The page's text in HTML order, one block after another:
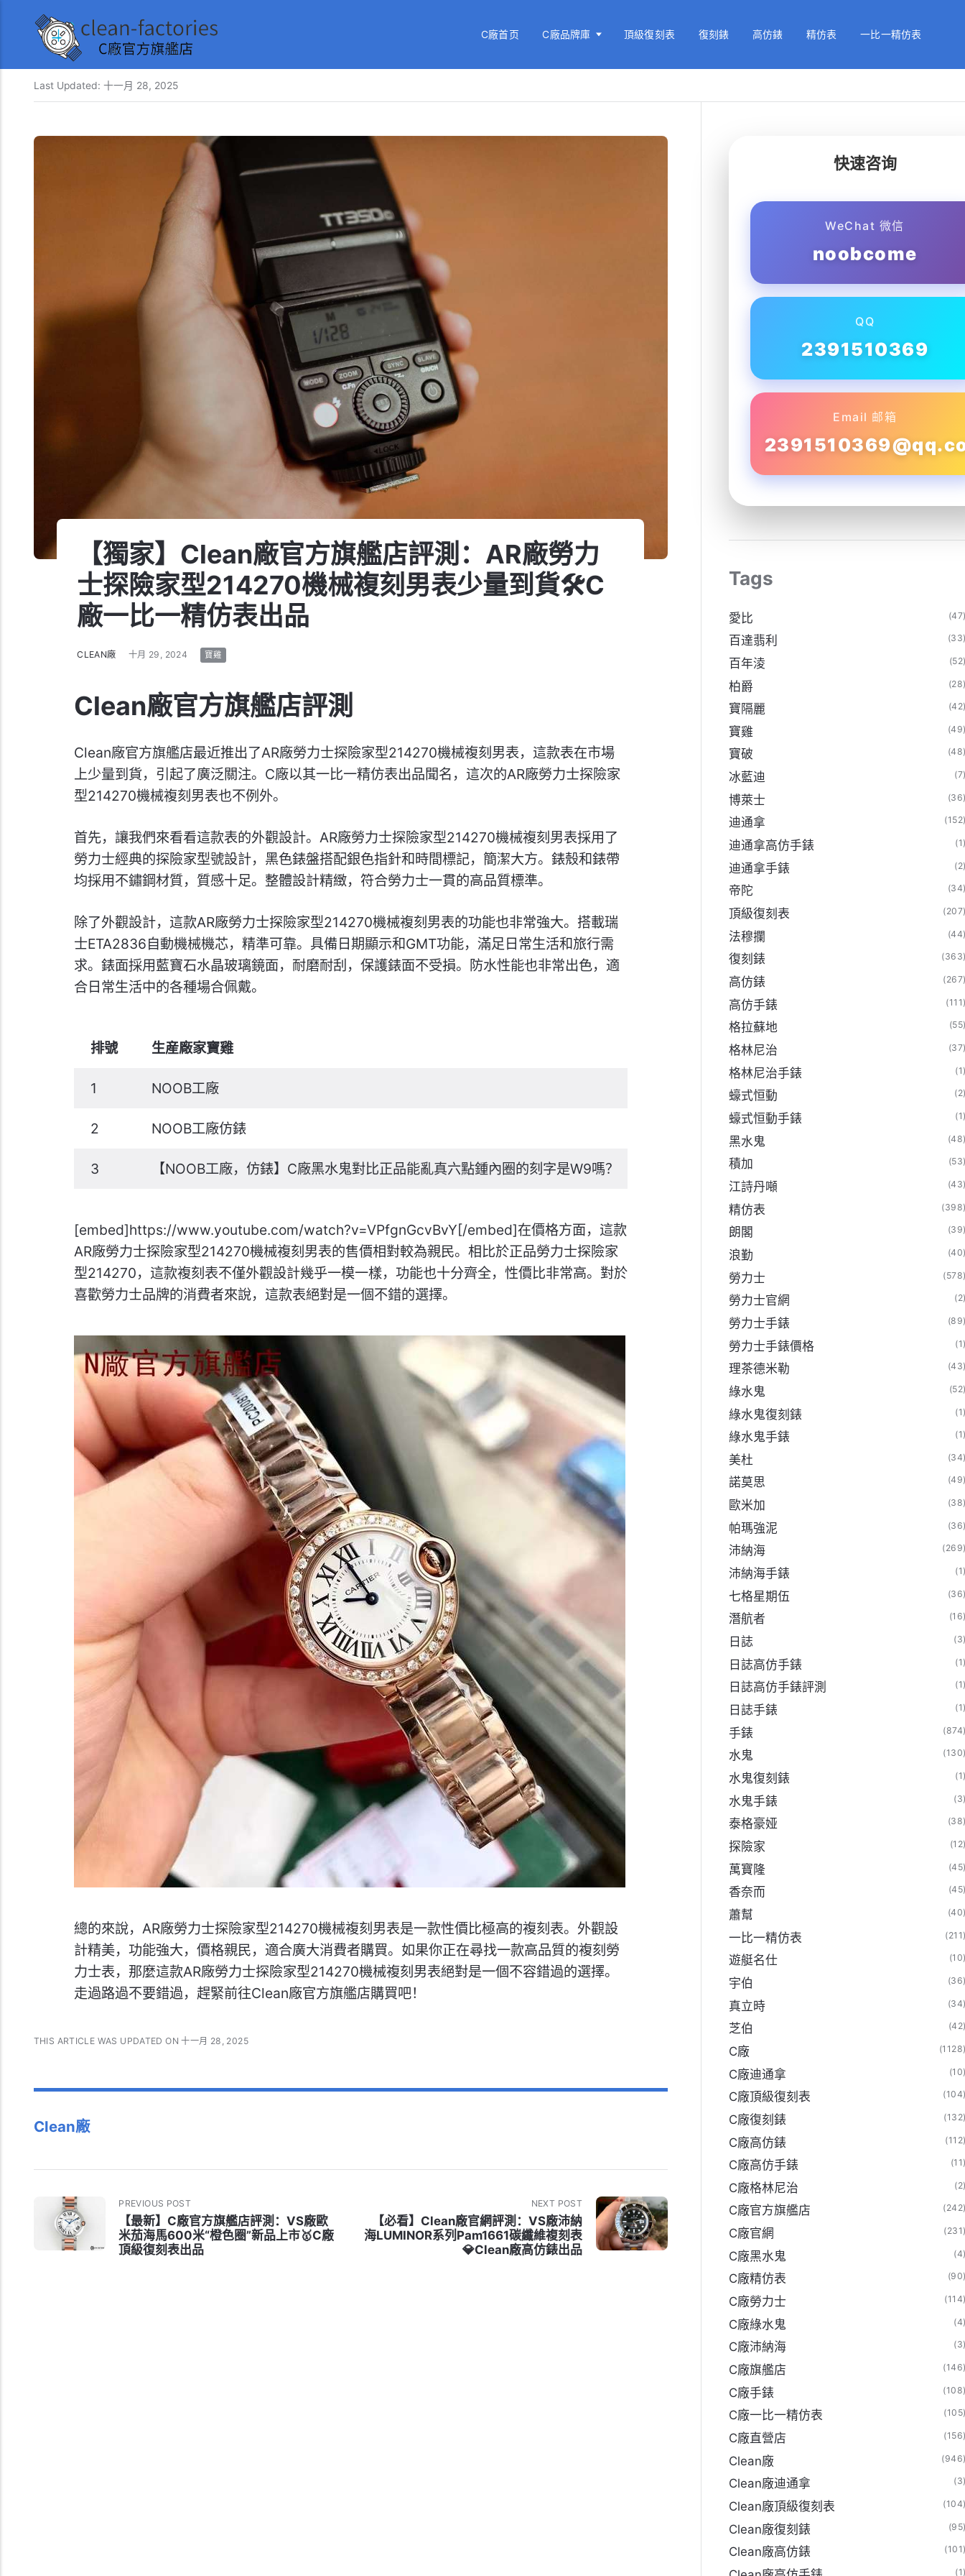
C廠首页 C廠品牌庫 頂級復刻表 復刻錶 高仿錶 精仿表 一比一精仿表
Last Updated: 十一月 28, 2025
【獨家】Clean廠官方旗艦店評測：AR廠勞力
士探險家型214270機械複刻男表少量到貨🛠C
廠一比一精仿表出品
CLEAN廠 十月 29, 2024 寶雞
Clean廠官方旗艦店評測
Clean廠官方旗艦店最近推出了AR廠勞力士探險家型214270機械複刻男表，這款表在市場
上少量到貨，引起了廣泛關注。C廠以其一比一精仿表出品聞名，這次的AR廠勞力士探險家
型214270機械複刻男表也不例外。
首先，讓我們來看看這款表的外觀設計。AR廠勞力士探險家型214270機械複刻男表採用了
勞力士經典的探險家型號設計，黑色錶盤搭配銀色指針和時間標記，簡潔大方。錶殼和錶帶
均採用不鏽鋼材質，質感十足。整體設計精緻，符合勞力士一貫的高品質標準。
除了外觀設計，這款AR廠勞力士探險家型214270機械複刻男表的功能也非常強大。搭載瑞
士ETA2836自動機械機芯，精準可靠。具備日期顯示和GMT功能，滿足日常生活和旅行需
求。錶面採用藍寶石水晶玻璃鏡面，耐磨耐刮，保護錶面不受損。防水性能也非常出色，適
合日常生活中的各種場合佩戴。
排號 生産廠家寶雞
1 NOOB工廠
2 NOOB工廠仿錶
3 【NOOB工廠，仿錶】C廠黑水鬼對比正品能亂真六點鍾內圈的刻字是W9嗎？【N廠線上官方旗艦店】
[embed]https://www.youtube.com/watch?v=VPfgnGcvBvY[/embed]在價格方面，這款
AR廠勞力士探險家型214270機械複刻男表的售價相對較為親民。相比於正品勞力士探險家
型214270，這款複刻表不僅外觀設計幾乎一模一樣，功能也十分齊全，性價比非常高。對於
喜歡勞力士品牌的消費者來說，這款表絕對是一個不錯的選擇。
總的來說，AR廠勞力士探險家型214270機械複刻男表是一款性價比極高的複刻表。外觀設
計精美，功能強大，價格親民，適合廣大消費者購買。如果你正在尋找一款高品質的複刻勞
力士表，那麼這款AR廠勞力士探險家型214270機械複刻男表絕對是一個不容錯過的選擇。
走過路過不要錯過，趕緊前往Clean廠官方旗艦店購買吧！
THIS ARTICLE WAS UPDATED ON 十一月 28, 2025
Clean廠
PREVIOUS POST
【最新】C廠官方旗艦店評測：VS廠歐
米茄海馬600米“橙色圈”新品上市🥇C廠
頂級復刻表出品
NEXT POST
【必看】Clean廠官網評測：VS廠沛納
海LUMINOR系列Pam1661碳纖維複刻表
💎Clean廠高仿錶出品
快速咨询
WeChat 微信
noobcome
QQ
2391510369
Email 邮箱
Tags
愛比
百達翡利
百年淩
柏爵
寶隔麗
寶雞
寶破
冰藍迪
博萊士
迪通拿
迪通拿高仿手錶
迪通拿手錶
帝陀
頂級復刻表
法穆攔
復刻錶
高仿錶
高仿手錶
格拉蘇地
格林尼治
格林尼治手錶
蠔式恒動
蠔式恒動手錶
黑水鬼
積加
江詩丹噸
精仿表
朗閣
浪勤
勞力士
勞力士官網
勞力士手錶
勞力士手錶價格
理茶德米勒
綠水鬼
綠水鬼復刻錶
綠水鬼手錶
美杜
諾莫思
歐米加
帕瑪強泥
沛納海
沛納海手錶
七格星期伍
潛航者
日誌
日誌高仿手錶
日誌高仿手錶評測
日誌手錶
手錶
水鬼
水鬼復刻錶
水鬼手錶
泰格豪娅
探險家
萬寶隆
香奈而
蕭幫
一比一精仿表
遊艇名仕
宇伯
真立時
芝伯
C廠
C廠迪通拿
C廠頂級復刻表
C廠復刻錶
C廠高仿錶
C廠高仿手錶
C廠格林尼治
C廠官方旗艦店
C廠官網
C廠黑水鬼
C廠精仿表
C廠勞力士
C廠綠水鬼
C廠沛納海
C廠旗艦店
C廠手錶
C廠一比一精仿表
C廠直營店
Clean廠
Clean廠迪通拿
Clean廠頂級復刻表
Clean廠復刻錶
Clean廠高仿錶